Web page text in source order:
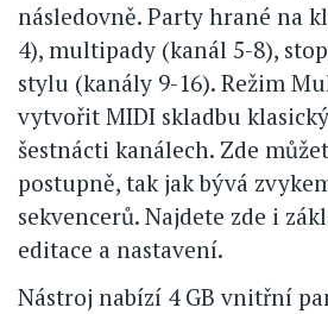
následovně. Party hrané na
4), multipady (kanál 5-8),
stylu (kanály 9-16). Režim
vytvořit MIDI skladbu
šestnácti kanálech. Zde
postupně, tak jak bývá
sekvencerů. Najdete zde i
editace a nastavení.
Nástroj nabízí 4 GB vnitřní